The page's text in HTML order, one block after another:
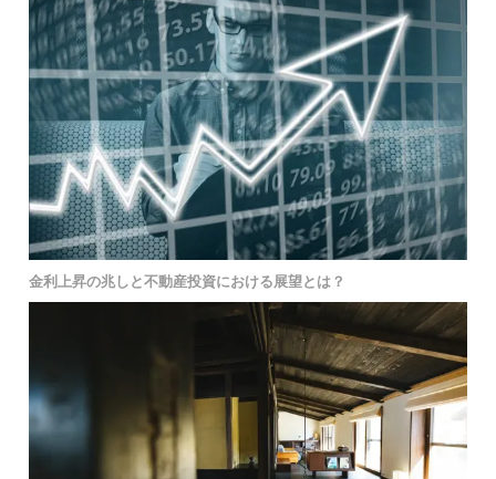
金利上昇の兆しと不動産投資における展望とは？